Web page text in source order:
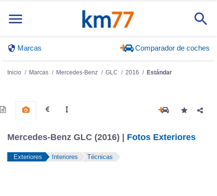
Marcas Comparador de coches
Inicio Marcas Mercedes-Benz GLC 2016 Estándar
Mercedes-Benz GLC (2016) | Fotos Exteriores
Exteriores Interiores Técnicas